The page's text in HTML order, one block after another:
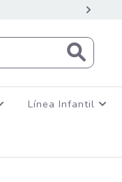
Línea Infantil